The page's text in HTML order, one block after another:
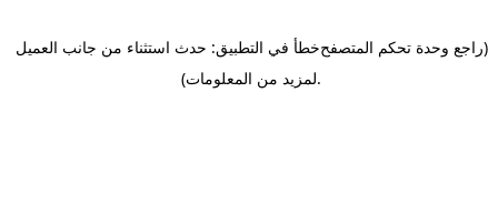
خطأ في التطبيق: حدث استثناء من جانب العميل(راجع وحدة تحكم المتصفح
لمزيد من المعلومات).